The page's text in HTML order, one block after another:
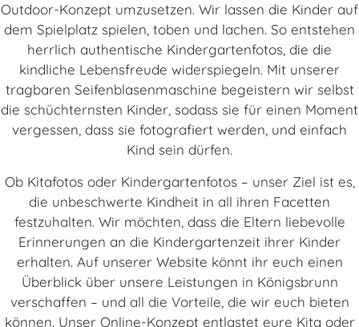
Outdoor-Konzept umzusetzen. Wir lassen die Kinder auf
dem Spielplatz spielen, toben und lachen. So entstehen
herrlich authentische Kindergartenfotos, die die
kindliche Lebensfreude widerspiegeln. Mit unserer
tragbaren Seifenblasenmaschine begeistern wir selbst
die schüchternsten Kinder, sodass sie für einen Moment
vergessen, dass sie fotografiert werden, und einfach
Kind sein dürfen.
Ob Kitafotos oder Kindergartenfotos – unser Ziel ist es,
die unbeschwerte Kindheit in all ihren Facetten
festzuhalten. Wir möchten, dass die Eltern liebevolle
Erinnerungen an die Kindergartenzeit ihrer Kinder
erhalten. Auf unserer Website könnt ihr euch einen
Überblick über unsere Leistungen in Königsbrunn
verschaffen – und all die Vorteile, die wir euch bieten
können. Unser Online-Konzept entlastet eure Kita oder